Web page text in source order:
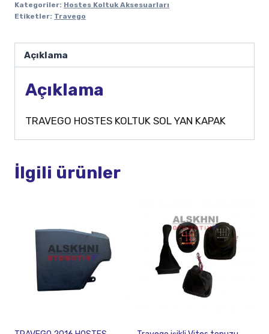
Kategoriler: Hostes Koltuk Aksesuarları
Etiketler: Travego
Açıklama
Açıklama
TRAVEGO HOSTES KOLTUK SOL YAN KAPAK
İlgili ürünler